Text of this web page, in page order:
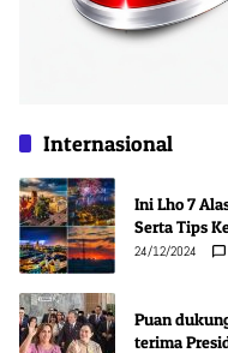
Internasional
Ini Lho 7
Serta Tips
24/12/2024
Puan
terima